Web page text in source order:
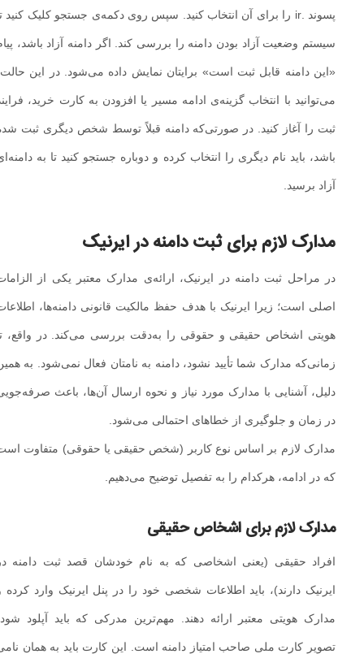
پسوند .ir را برای آن انتخاب کنید. سپس روی دکمه‌ی جستجو کلیک کنید تا
سیستم وضعیت آزاد بودن دامنه را بررسی کند. اگر دامنه آزاد باشد، پیام
«این دامنه قابل ثبت است» برایتان نمایش داده می‌شود. در این حالت،
می‌توانید با انتخاب گزینه‌ی ادامه مسیر یا افزودن به کارت خرید، فرایند
ثبت را آغاز کنید. در صورتی‌که دامنه قبلاً توسط شخص دیگری ثبت شده
باشد، باید نام دیگری را انتخاب کرده و دوباره جستجو کنید تا به دامنه‌ای
آزاد برسید.
مدارک لازم برای ثبت دامنه در ایرنیک
در مراحل ثبت دامنه در ایرنیک، ارائه‌ی مدارک معتبر یکی از الزامات
اصلی است؛ زیرا ایرنیک با هدف حفظ مالکیت قانونی دامنه‌ها، اطلاعات
هویتی اشخاص حقیقی و حقوقی را به‌دقت بررسی می‌کند. در واقع، تا
زمانی‌که مدارک شما تأیید نشود، دامنه به نامتان فعال نمی‌شود. به همین
دلیل، آشنایی با مدارک مورد نیاز و نحوه ارسال آن‌ها، باعث صرفه‌جویی
در زمان و جلوگیری از خطاهای احتمالی می‌شود.
مدارک لازم بر اساس نوع کاربر (شخص حقیقی یا حقوقی) متفاوت است
که در ادامه، هرکدام را به تفصیل توضیح می‌دهیم.
مدارک لازم برای اشخاص حقیقی
افراد حقیقی (یعنی اشخاصی که به نام خودشان قصد ثبت دامنه در
ایرنیک دارند)، باید اطلاعات شخصی خود را در پنل ایرنیک وارد کرده و
مدارک هویتی معتبر ارائه دهند. مهم‌ترین مدرکی که باید آپلود شود،
تصویر کارت ملی صاحب امتیاز دامنه است. این کارت باید به همان نامی